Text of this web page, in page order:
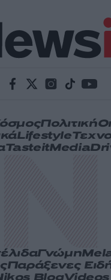
Πολιτική
Lifestyle
TasteitMedia
Γνώμη
Παράξενες